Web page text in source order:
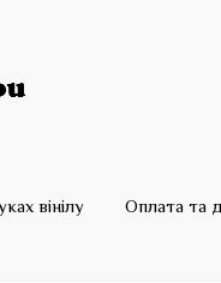
вінілу Оплата та